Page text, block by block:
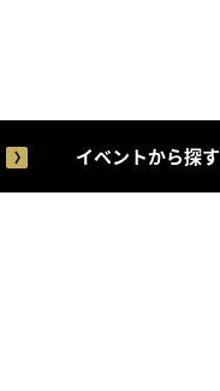
イベントから探す